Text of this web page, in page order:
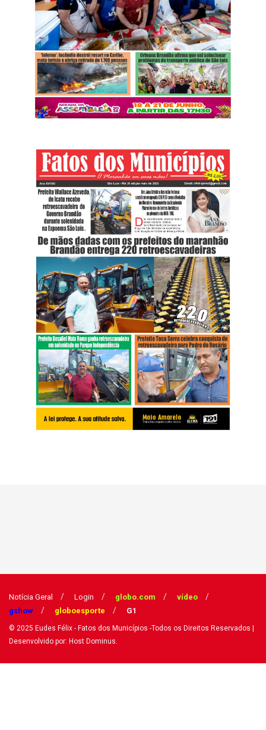
Notícia Geral Login globo.com
vídeo
gshow
globoesporte G1
© 2025 Eudes Félix - Fatos dos Municípios -Todos os Direitos Reservados
Desenvolvido por: Host Dominus.